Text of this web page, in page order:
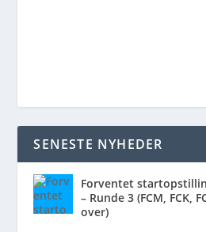
SENESTE NYHEDER
Forventet
– Runde 3 (FCM, FCK,
over)